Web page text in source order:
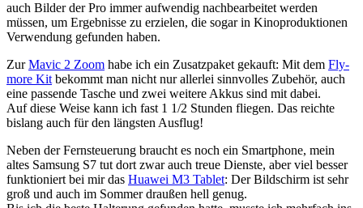
auch Bilder der Pro immer aufwendig nachbearbeitet werden
müssen, um Ergebnisse zu erzielen, die sogar in Kinoproduktionen
Verwendung gefunden haben.
ZurMavic 2 Zoom habe ich ein Zusatzpaket gekauft: Mit dem Fly-
more Kit bekommt man nicht nur allerlei sinnvolles Zubehör, auch
eine passende Tasche und zwei weitere Akkus sind mit dabei.
Auf diese Weise kann ich fast 1 1/2 Stunden fliegen. Das reichte
bislang auch für den längsten Ausflug!
Neben der Fernsteuerung braucht es noch ein Smartphone, mein
altes Samsung S7 tut dort zwar auch treue Dienste, aber viel besser
funktioniert bei mir das Huawei M3 Tablet: Der Bildschirm ist sehr
groß und auch im Sommer draußen hell genug.